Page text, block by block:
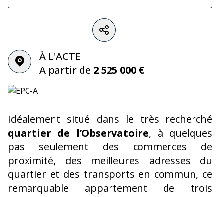
À L'ACTE
A partir de 2 525 000 €
Idéalement situé dans le très recherché
quartier de l’Observatoire, à quelques
pas seulement des commerces de
proximité, des meilleures adresses du
quartier et des transports en commun, ce
remarquable appartement de trois